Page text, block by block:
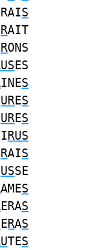
S
RAIT
RONS
ES
INES
URES
URES
RUS
RAIS
USSE
AMES
ERAS
ERAS
TES